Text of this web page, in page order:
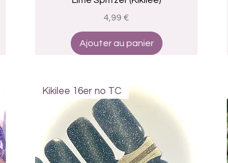
Prix
4,99 €
Ajouter au panier
Kikilee 16er no TC